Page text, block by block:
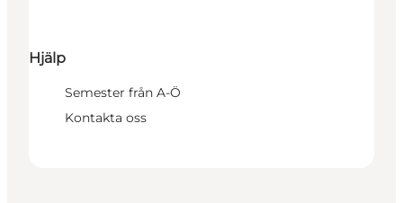
Hjälp
Semester från A-Ö
Kontakta oss